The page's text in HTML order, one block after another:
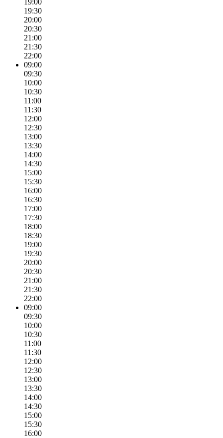
19:00
19:30
20:00
20:30
21:00
21:30
22:00
09:00
09:30
10:00
10:30
11:00
11:30
12:00
12:30
13:00
13:30
14:00
14:30
15:00
15:30
16:00
16:30
17:00
17:30
18:00
18:30
19:00
19:30
20:00
20:30
21:00
21:30
22:00
09:00
09:30
10:00
10:30
11:00
11:30
12:00
12:30
13:00
13:30
14:00
14:30
15:00
15:30
16:00